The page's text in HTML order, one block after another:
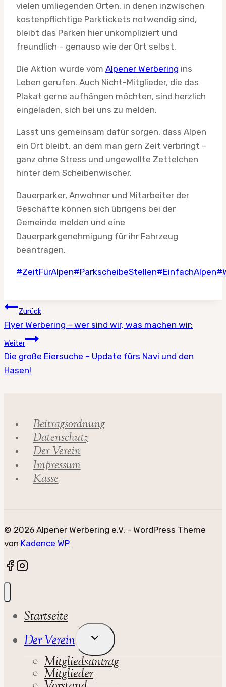
vielen umliegenden Orten, in denen inzwischen
kostenpflichtige Parktickets notwendig sind,
bleibt das Parken hier unkompliziert und
freundlich – genauso wie der Ort selbst.
Die Aktion wurde vom Alpener Werbering ins
Leben gerufen. Auch Nicht-Mitglieder, die das
Plakat gerne aufhängen möchten, sind herzlich
eingeladen, sich bei uns zu melden.
Lasst uns gemeinsam dafür sorgen, dass Alpen
ein Ort bleibt, an dem man gern Zeit verbringt –
ganz ohne Stress und ungewollte Zettelchen
hinter dem Scheibenwischer.
Dauerparker, Anwohner und Mitarbeiter der
Geschäfte können sich übrigens bei der
Gemeinde melden und eine
Dauerparkgenehmigung für ihr Fahrzeug
beantragen.
#ZeitFürAlpen#ParkscheibeStellen#EinfachAlpen
Beitragsnavigation
Zurück
Flyer Werbering – wer sind wir, was machen wir:
Weiter
Die große Eiersuche – Update fürs Navi und den
Hasen!
Beitragsordnung
Datenschutz
Der Verein
Impressum
Kasse
© 2026 Alpener Werbering e.V. - WordPress Theme
von Kadence WP
Startseite
Der Verein
Untermenü
Umschalten
Mitgliedsantrag
Mitglieder